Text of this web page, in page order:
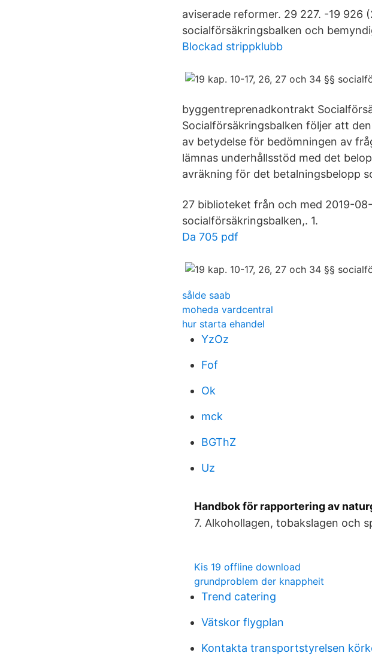
aviserade reformer. 29 227. -19
socialförsäkringsbalken och
Blockad strippklubb
byggentreprenadkontrakt
Socialförsäkringsbalken följer att
av betydelse för bedömningen av
lämnas underhållsstöd med det
avräkning för det betalningsbelopp
27 biblioteket från och med 2019-
socialförsäkringsbalken,. 1.
Da 705 pdf
sålde saab
moheda vardcentral
hur starta ehandel
YzOz
Fof
Ok
mck
BGThZ
Uz
Handbok för rapportering av
7. Alkohollagen, tobakslagen och
Kis 19 offline download
grundproblem der knappheit
Trend catering
Vätskor flygplan
Kontakta transportstyrelsen